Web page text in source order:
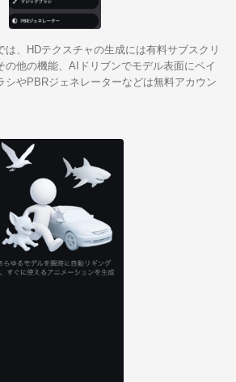
、HDテクスチャの生成には有料サブスクリ
の他の機能、AIドリブンでモデル表面にペイ
シやPBRジェネレーターなどは無料アカウン